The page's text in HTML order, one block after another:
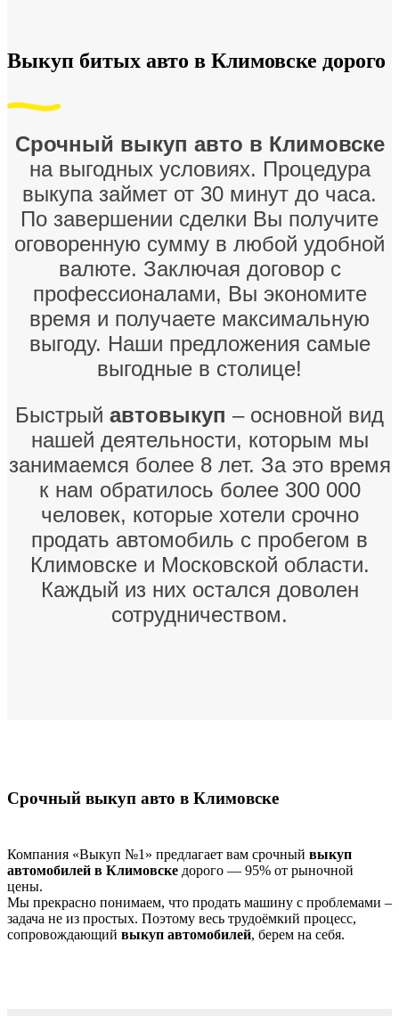
Выкуп битых авто в Климовске дорого
Срочный выкуп авто в Климовске
на выгодных условиях. Процедура
выкупа займет от 30 минут до часа.
По завершении сделки Вы получите
оговоренную сумму в любой удобной
валюте. Заключая договор с
профессионалами, Вы экономите
время и получаете максимальную
выгоду. Наши предложения самые
выгодные в столице!
Быстрый автовыкуп – основной вид
нашей деятельности, которым мы
занимаемся более 8 лет. За это время
к нам обратилось более 300 000
человек, которые хотели срочно
продать автомобиль с пробегом в
Климовске и Московской области.
Каждый из них остался доволен
сотрудничеством.
Срочный выкуп авто в Климовске
Компания «Выкуп №1» предлагает вам срочный выкуп
автомобилей в Климовске дорого — 95% от рыночной
цены.
Мы прекрасно понимаем, что продать машину с проблемами –
задача не из простых. Поэтому весь трудоёмкий процесс,
сопровождающий выкуп автомобилей, берем на себя.